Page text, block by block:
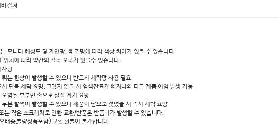
컬쳐
모니터 해상도 및 자연광, 색 조명에 따라 색상 차이가 있을 수 있습니다.
위치에 따라 약간의 실측 오차가 있을수 있습니다.
사항
는 현상이 발생할 수 있으니 반드시 세탁망 사용 필요
단독 세탁 요망, 그렇지 않을 시 염색잔료가 빠져나와 다른 제품 이염 발생 가능
염된 부분만 손으로 살살 제거 요망
분 탈색이 발생할 수 있으니 제품이 땀으로 젖었을 시 즉시 세탁 요망
는 작은 스크래치로 인한 교환/반품은 반품비가 발생할 수 있습니다.
배송,불량상품포함) 교환,환불이 불가합니다.